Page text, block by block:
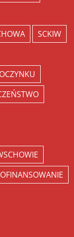
SCKIW